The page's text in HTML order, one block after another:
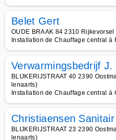
Belet Gert
OUDE BRAAK 84 2310
Installation de Chauffage central à
Verwarmingsbedrijf J.
BLIJKERIJSTRAAT 40 2390
lenaarts)
Installation de Chauffage central à
Christiaensen
BLIJKERIJSTRAAT 23 2390
lenaarts)